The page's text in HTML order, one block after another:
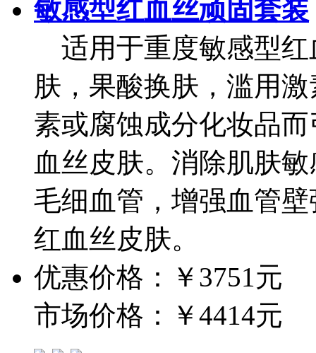
敏感型红血丝顽固套装
适用于重度敏感型红
肤，果酸换肤，滥用
素或腐蚀成分化妆品
血丝皮肤。消除肌肤
毛细血管，增强血管
红血丝皮肤。
优惠价格：￥3751元
市场价格：￥4414元